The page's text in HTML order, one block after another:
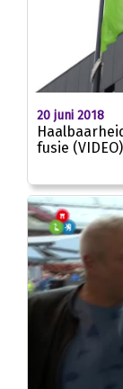
20 juni 2018
fusie (VIDEO)